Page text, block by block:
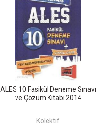
ALES 10 Fasikül Deneme Sınavı
ve Çözüm Kitabı 2014
Kolektif